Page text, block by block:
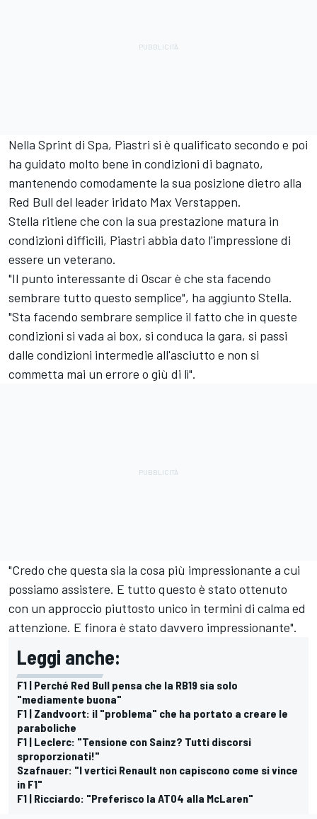
Nella Sprint di Spa, Piastri si è qualificato secondo e poi
ha guidato molto bene in condizioni di bagnato,
mantenendo comodamente la sua posizione dietro alla
Red Bull del leader iridato Max Verstappen.
Stella ritiene che con la sua prestazione matura in
condizioni difficili, Piastri abbia dato l'impressione di
essere un veterano.
"Il punto interessante di Oscar è che sta facendo
sembrare tutto questo semplice", ha aggiunto Stella.
"Sta facendo sembrare semplice il fatto che in queste
condizioni si vada ai box, si conduca la gara, si passi
dalle condizioni intermedie all'asciutto e non si
commetta mai un errore o giù di lì".
"Credo che questa sia la cosa più impressionante a cui
possiamo assistere. E tutto questo è stato ottenuto
con un approccio piuttosto unico in termini di calma ed
attenzione. E finora è stato davvero impressionante".
Leggi anche:
F1 | Perché Red Bull pensa che la RB19 sia solo
"mediamente buona"
F1 | Zandvoort: il "problema" che ha portato a creare le
paraboliche
F1 | Leclerc: "Tensione con Sainz? Tutti discorsi
sproporzionati!"
Szafnauer: "I vertici Renault non capiscono come si vince
in F1"
F1 | Ricciardo: "Preferisco la AT04 alla McLaren"